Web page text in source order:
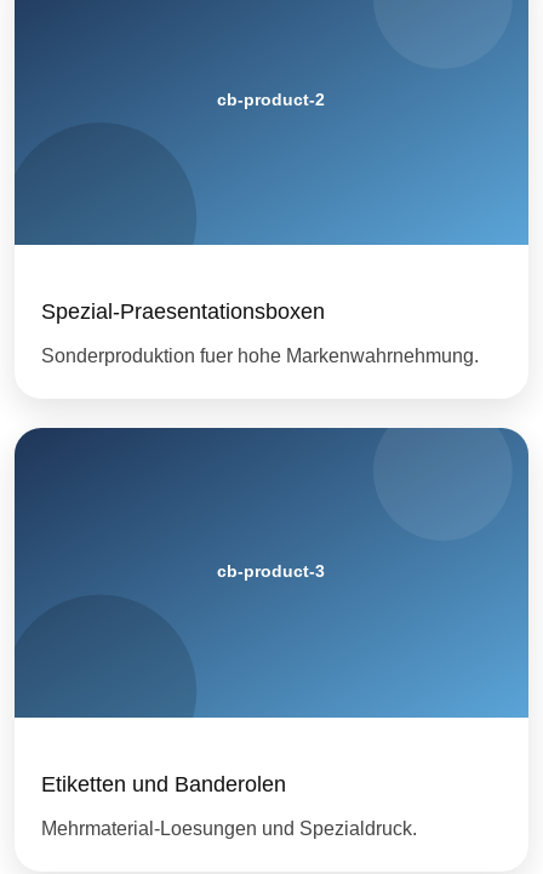
Spezial-Praesentationsboxen
Sonderproduktion fuer hohe Markenwahrnehmung.
Etiketten und Banderolen
Mehrmaterial-Loesungen und Spezialdruck.